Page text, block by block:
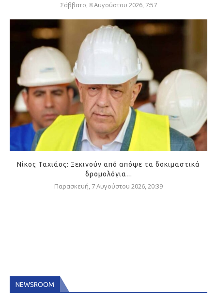
Σάββατο, 8 Αυγούστου 2026, 7:57
Νίκος Ταχιάος: Ξεκινούν από απόψε τα δοκιμαστικά
δρομολόγια...
Παρασκευή, 7 Αυγούστου 2026, 20:39
NEWSROOM